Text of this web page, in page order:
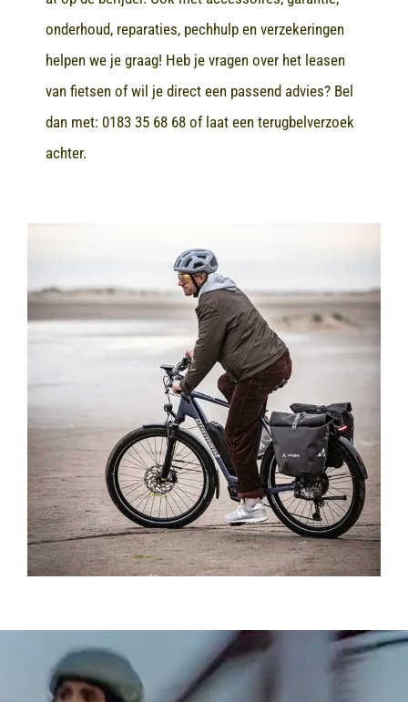
onderhoud, reparaties, pechhulp en verzekeringen
helpen we je graag! Heb je vragen over het leasen
van fietsen of wil je direct een passend advies? Bel
dan met: 0183 35 68 68of laat een terugbelverzoek
achter.